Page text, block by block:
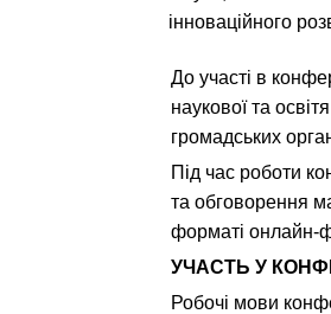
інноваційного
До участі в
наукової та
громадських
Під час роботи
та обговорення
форматі онлайн-
УЧАСТЬ У
Робочі мови